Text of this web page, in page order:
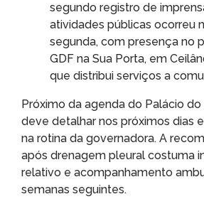
segundo registro de
atividades públicas ocorreu
segunda, com presença no
GDF na Sua Porta, em
que distribui serviços a
Próximo da agenda do Palácio do
deve detalhar nos próximos dias
na rotina da governadora. A
após drenagem pleural costuma
relativo e acompanhamento
semanas seguintes.